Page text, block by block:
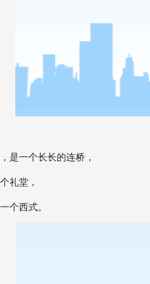
一个长长的连桥，
堂，
西式。